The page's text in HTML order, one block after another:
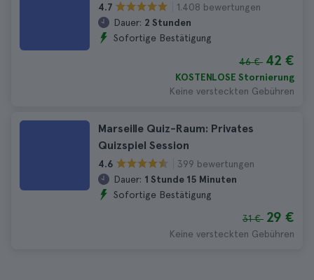
4.7
1.408 bewertungen
Dauer: 2 Stunden
Sofortige Bestätigung
46 € 42 €
KOSTENLOSE Stornierung
Keine versteckten Gebühren
Marseille Quiz-Raum: Privates
Quizspiel Session
4.6
399 bewertungen
Dauer: 1 Stunde 15 Minuten
Sofortige Bestätigung
31 € 29 €
Keine versteckten Gebühren